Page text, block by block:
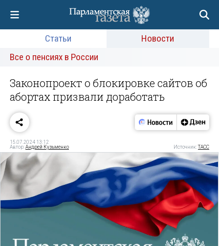
Статьи
Новости
Все о пенсиях в России
Законопроект о блокировке сайтов об
абортах призвали доработать
15.07.2024 13:12
Автор:Андрей Кузьменко Источник:ТАСС